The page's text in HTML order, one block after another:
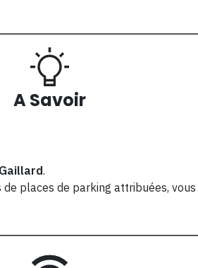
A Savoir
Gaillard.
places de parking attribuées,